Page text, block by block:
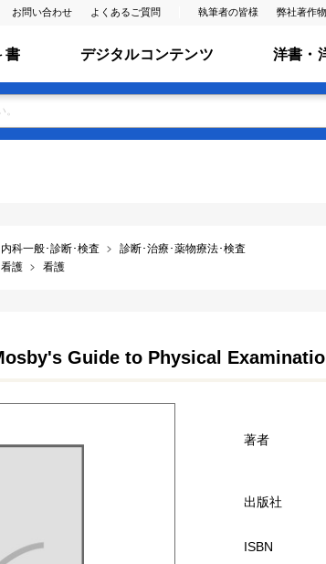
お問い合わせ よくあるご質問 執筆者の皆様 弊社著作
書 デジタルコンテンツ 洋書・
内科一般･診断･検査
診断･治療･薬物療法･検査
看護 看護
Guide to Physical
著者
出版社
ISBN